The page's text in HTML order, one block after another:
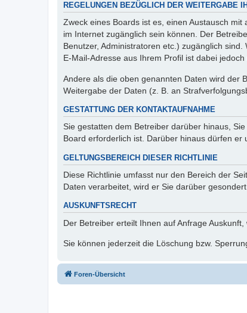
REGELUNGEN BEZÜGLICH DER WEITERGABE
Zweck eines Boards ist es, einen Austausch
im Internet zugänglich sein können. Der
Benutzer, Administratoren etc.) zugänglich
E-Mail-Adresse aus Ihrem Profil ist dabei
Andere als die oben genannten Daten wird der
Weitergabe der Daten (z. B. an
GESTATTUNG DER KONTAKTAUFNAHME
Sie gestatten dem Betreiber darüber hinaus,
Board erforderlich ist. Darüber hinaus dürfen
GELTUNGSBEREICH DIESER RICHTLINIE
Diese Richtlinie umfasst nur den Bereich der
Daten verarbeitet, wird er Sie darüber gesondert
AUSKUNFTSRECHT
Der Betreiber erteilt Ihnen auf Anfrage
Sie können jederzeit die Löschung bzw.
Foren-Übersicht